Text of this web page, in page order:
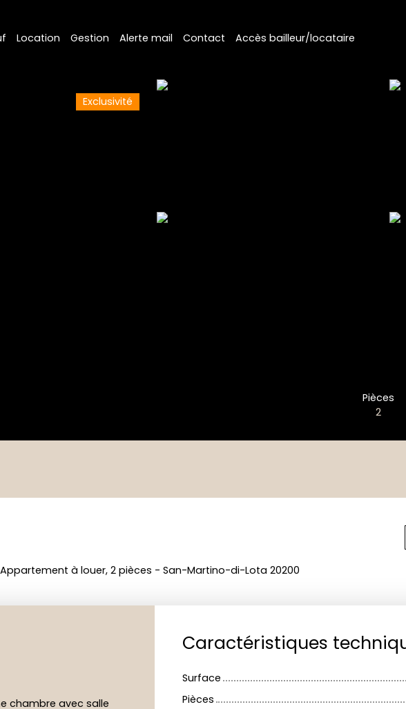
Location Gestion Alerte mail Contact Accès bailleur/locataire
Exclusivité
Pièces
2
Appartement à louer, 2 pièces - San-Martino-di-Lota 20200
chambre avec salle
Caractéristiques
Surface
Pièces